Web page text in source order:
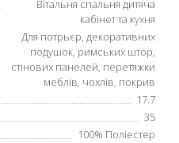
Вітальня спальня дитяча
кабінет та кухня
Для потрьєр, декоративних
подушок, римських штор,
стінових панелей, перетяжки
меблів, чохлів, покрив
17.7
35
100% Поліестер